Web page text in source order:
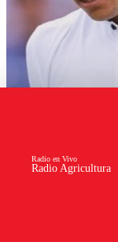
Radio Agricultura
Radio en Vivo